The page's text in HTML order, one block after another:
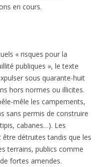
en cours.
« risques pour la
publiques », le texte
sous quarante-huit
hors normes ou illicites.
mêle les campements,
sans permis de construire
cabanes…). Les
détruites tandis que les
terrains, publics comme
fortes amendes.